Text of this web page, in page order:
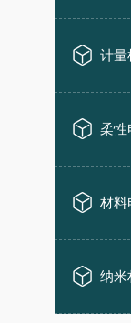
计量
柔性
材料
纳米